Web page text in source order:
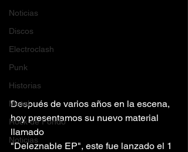
Noticias
Discos
Electroclash
Punk
Historias
Metal
Rock de Fondo
Noticias
Después de varios años en la escena,
hoy presentamos su nuevo material
llamado
"Deleznable EP", este fue lanzado el 1